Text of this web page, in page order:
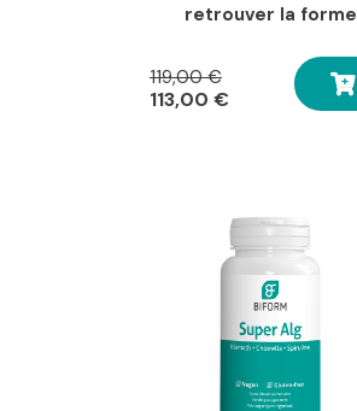
retrouver la forme
119,00€Le
prix
113,00 €